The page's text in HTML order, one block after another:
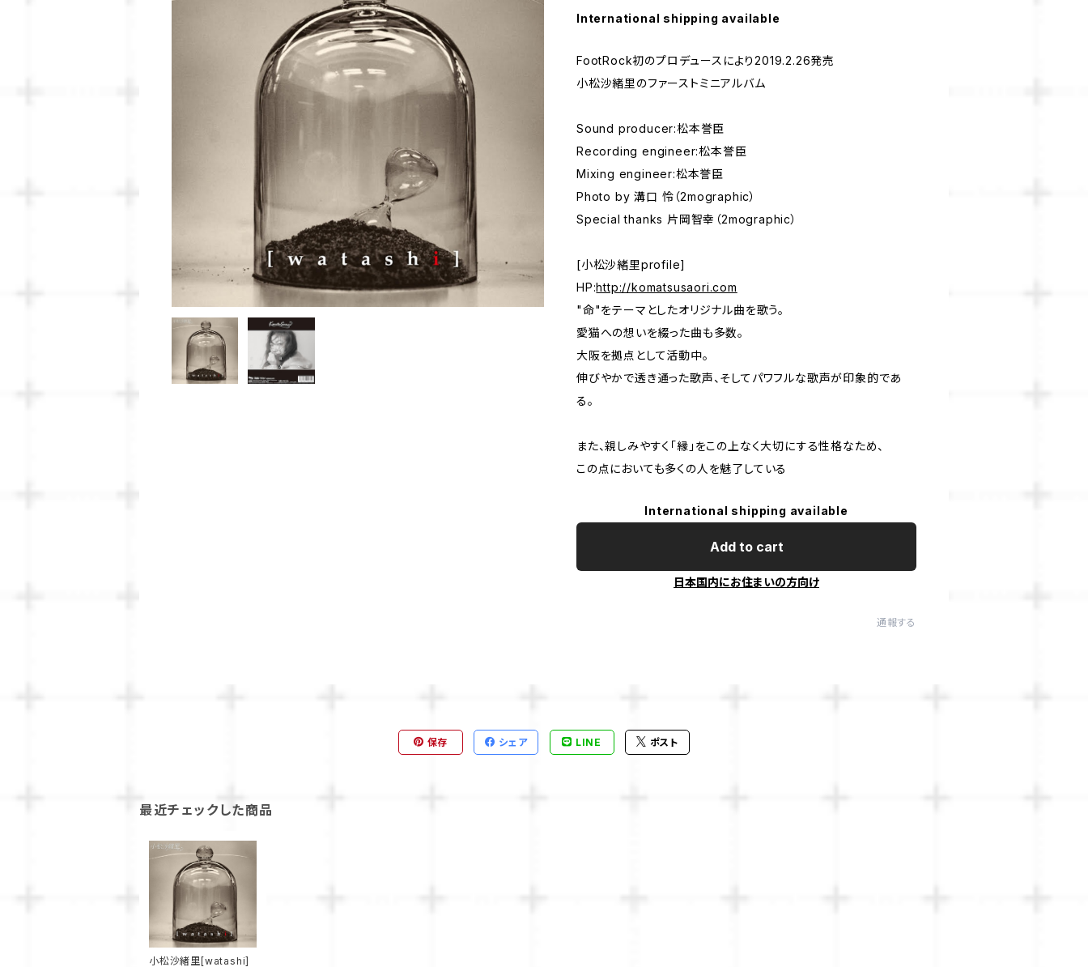
International shipping available
FootRock初のプロデュースにより2019.2.26発売
小松沙緒里のファーストミニアルバム
Sound producer:松本誉臣
Recording engineer:松本誉臣
Mixing engineer:松本誉臣
Photo by 溝口 怜（2mographic）
Special thanks 片岡智幸（2mographic）
[小松沙緒里profile]
HP:http://komatsusaori.com
"命"をテーマとしたオリジナル曲を歌う。
愛猫への想いを綴った曲も多数。
大阪を拠点として活動中。
伸びやかで透き通った歌声、そしてパワフルな歌声が印象的であ
る。
また、親しみやすく「縁」をこの上なく大切にする性格なため、
この点においても多くの人を魅了している
International shipping available
Add to cart
日本国内にお住まいの方向け
通報する
保存 シェア LINE ポスト
最近チェックした商品
小松沙緒里[watashi]